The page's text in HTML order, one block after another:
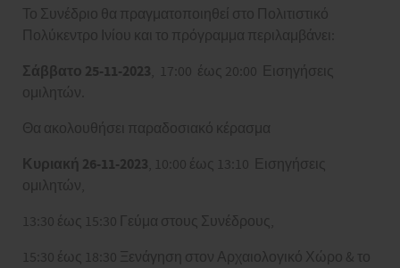
Το Συνέδριο θα πραγματοποιηθεί στο Πολιτιστικό
Πολύκεντρο Ινίου και το πρόγραμμα περιλαμβάνει:
Σάββατο 25-11-2023 , 17:00 έως 20:00 Εισηγήσεις
ομιλητών.
Θα ακολουθήσει παραδοσιακό κέρασμα
Κυριακή 26-11-2023 , 10:00 έως 13:10 Εισηγήσεις
ομιλητών,
13:30 έως 15:30 Γεύμα στους Συνέδρους,
15:30 έως 18:30 Ξενάγηση στον Αρχαιολογικό Χώρο & το